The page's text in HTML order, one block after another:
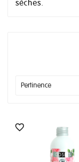
sèches.
Pertinence
